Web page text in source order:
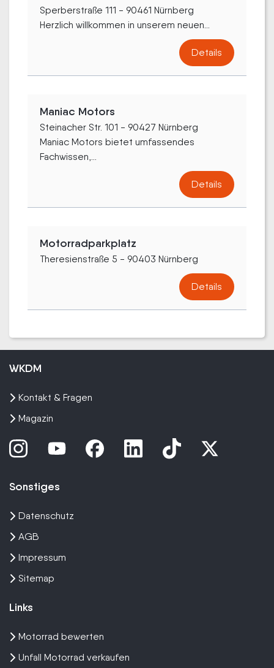
Sperberstraße 111 - 90461 Nürnberg
Herzlich willkommen in unserem neuen...
Details
Maniac Motors
Steinacher Str. 101 - 90427 Nürnberg
Maniac Motors bietet umfassendes
Fachwissen,...
Details
Motorradparkplatz
Theresienstraße 5 - 90403 Nürnberg
Details
WKDM
Kontakt & Fragen
Magazin
Sonstiges
Datenschutz
AGB
Impressum
Sitemap
Links
Motorrad bewerten
Unfall Motorrad verkaufen